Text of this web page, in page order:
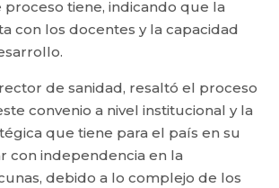
proceso tiene, indicando que la
con los docentes y la capacidad
de sanidad, resaltó el proceso
convenio a nivel institucional y la
que tiene para el país en su
con independencia en la
debido a lo complejo de los